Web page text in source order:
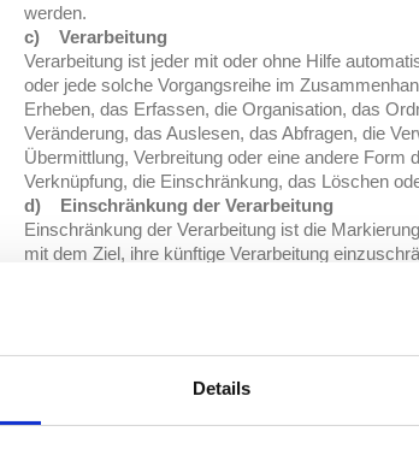
Details
werden.
c) Verarbeitung
Verarbeitung ist jeder mit oder ohne Hilfe
oder jede solche Vorgangsreihe im
Erheben, das Erfassen, die Organisation, das
Veränderung, das Auslesen, das Abfragen, die
Übermittlung, Verbreitung oder eine andere Form
Verknüpfung, die Einschränkung, das Löschen
d) Einschränkung der Verarbeitung
Einschränkung der Verarbeitung ist die
mit dem Ziel, ihre künftige Verarbeitung
Profiling ist jede Art der automatisierten
besteht, dass diese personenbezogenen Daten
insbesondere, um Aspekte bezüglich
persönlicher Vorlieben, Interessen,
Ortswechsel dieser natürlichen Person zu